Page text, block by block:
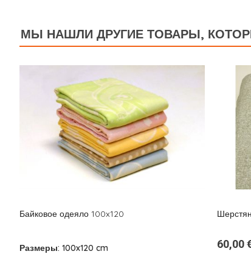
МЫ НАШЛИ ДРУГИЕ ТОВАРЫ,
Байковое одеяло 100x120
Размеры: 100x120 cm 60,00